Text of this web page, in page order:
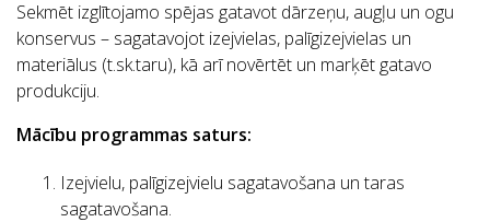
Sekmēt izglītojamo spējas gatavot dārzeņu, augļu un ogu
konservus – sagatavojot izejvielas, palīgizejvielas un
materiālus (t.sk.taru), kā arī novērtēt un marķēt gatavo
produkciju.
Mācību programmas saturs:
Izejvielu, palīgizejvielu sagatavošana un taras
sagatavošana.